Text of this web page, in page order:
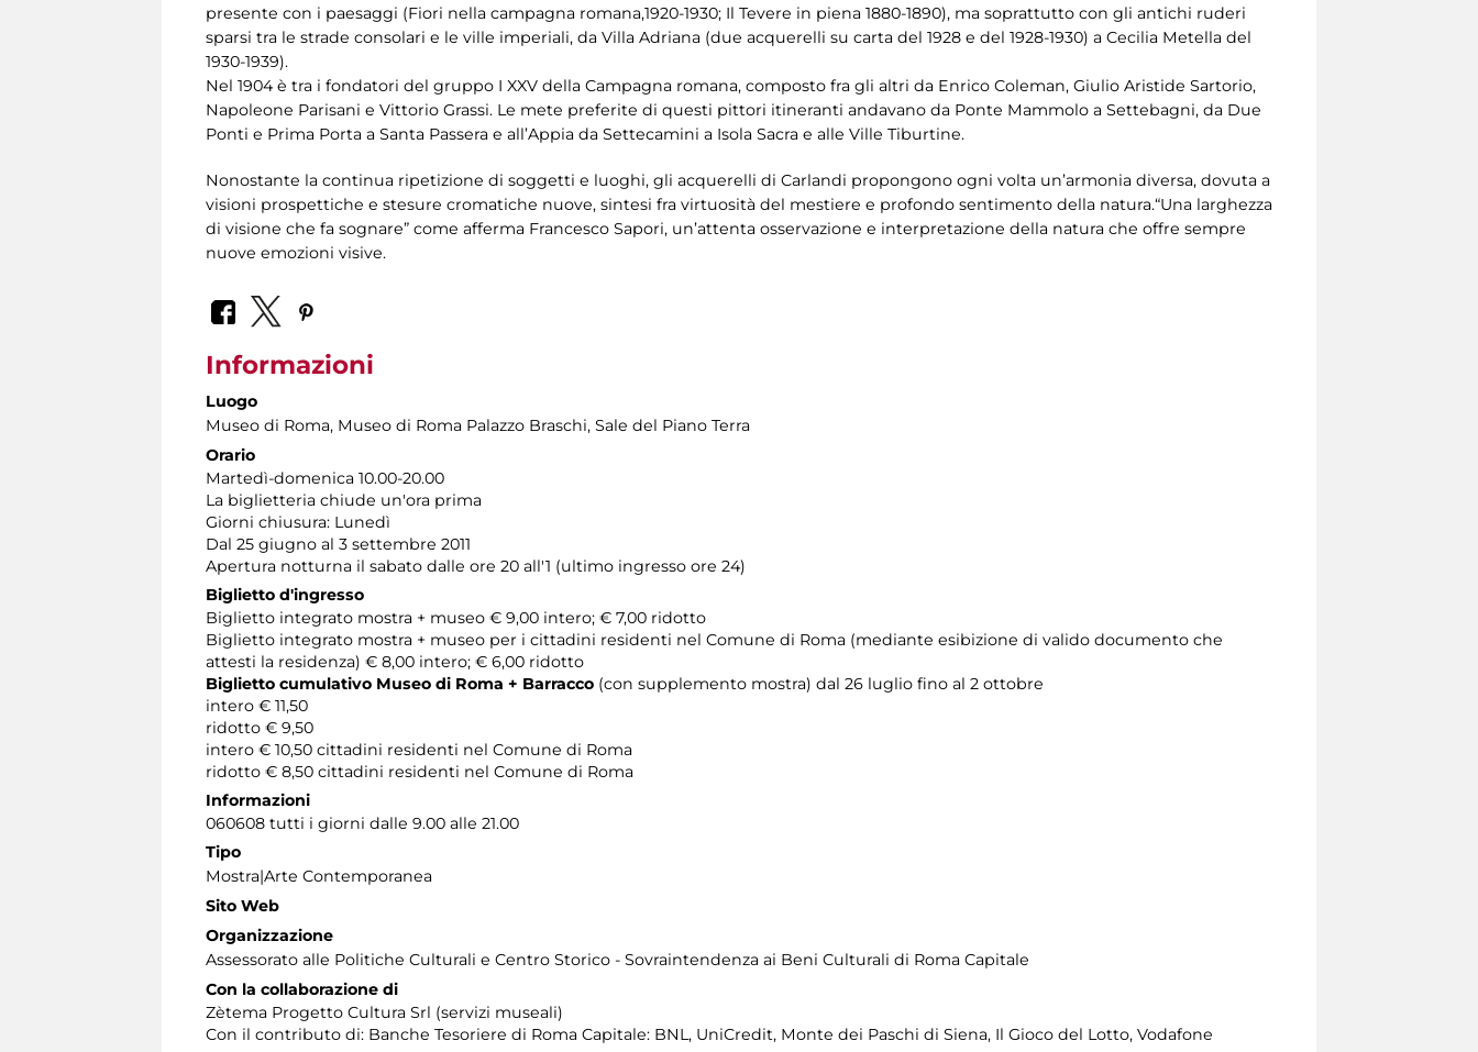
presente con i paesaggi (Fiori nella campagna romana,1920-1930; Il Tevere in piena 1880-1890), ma soprattutto con gli antichi ruderi
sparsi tra le strade consolari e le ville imperiali, da Villa Adriana (due acquerelli su carta del 1928 e del 1928-1930) a Cecilia Metella del
1930-1939).
Nel 1904 è tra i fondatori del gruppo I XXV della Campagna romana, composto fra gli altri da Enrico Coleman, Giulio Aristide Sartorio,
Napoleone Parisani e Vittorio Grassi. Le mete preferite di questi pittori itineranti andavano da Ponte Mammolo a Settebagni, da Due
Ponti e Prima Porta a Santa Passera e all’Appia da Settecamini a Isola Sacra e alle Ville Tiburtine.
Nonostante la continua ripetizione di soggetti e luoghi, gli acquerelli di Carlandi propongono ogni volta un’armonia diversa, dovuta a
visioni prospettiche e stesure cromatiche nuove, sintesi fra virtuosità del mestiere e profondo sentimento della natura.“Una larghezza
di visione che fa sognare” come afferma Francesco Sapori, un’attenta osservazione e interpretazione della natura che offre sempre
nuove emozioni visive.
Informazioni
Luogo
Museo di Roma, Museo di Roma Palazzo Braschi, Sale del Piano Terra
Orario
Martedì-domenica 10.00-20.00
La biglietteria chiude un'ora prima
Giorni chiusura: Lunedì
Dal 25 giugno al 3 settembre 2011
Apertura notturna il sabato dalle ore 20 all'1 (ultimo ingresso ore 24)
Biglietto d'ingresso
Biglietto integrato mostra + museo € 9,00 intero; € 7,00 ridotto
Biglietto integrato mostra + museo per i cittadini residenti nel Comune di Roma (mediante esibizione di valido documento che
attesti la residenza) € 8,00 intero; € 6,00 ridotto
Biglietto cumulativo Museo di Roma + Barracco (con supplemento mostra) dal 26 luglio fino al 2 ottobre
intero € 11,50
ridotto € 9,50
intero € 10,50 cittadini residenti nel Comune di Roma
ridotto € 8,50 cittadini residenti nel Comune di Roma
Informazioni
060608 tutti i giorni dalle 9.00 alle 21.00
Tipo
Mostra|Arte Contemporanea
Sito Web
Organizzazione
Assessorato alle Politiche Culturali e Centro Storico - Sovraintendenza ai Beni Culturali di Roma Capitale
Con la collaborazione di
Zètema Progetto Cultura Srl (servizi museali)
Con il contributo di: Banche Tesoriere di Roma Capitale: BNL, UniCredit, Monte dei Paschi di Siena, Il Gioco del Lotto, Vodafone